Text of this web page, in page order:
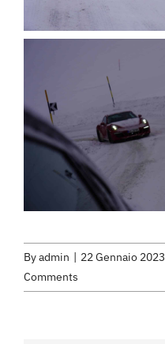
Byadmin 22 Gennaio 2023
Comments